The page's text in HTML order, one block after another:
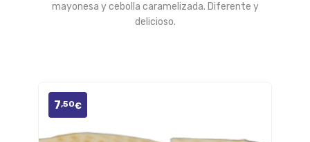
lista
mayonesa y cebolla caramelizada. Diferente y
delicioso.
7,50€